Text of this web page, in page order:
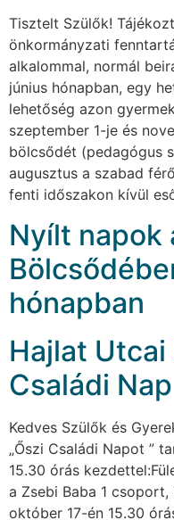
Tisztelt Szülők!
önkormányzati
alkalommal, normál
június hónapban, egy
lehetőség azon
szeptember 1-je és
bölcsődét (pedagógus
augusztus a szabad
fenti időszakon kívül
Nyílt napok
hónapban
Hajlat Utcai
Családi Nap
Kedves Szülők és
„Őszi Családi Napot ”
15.30 órás
a Zsebi Baba 1
október 17-én 15.30